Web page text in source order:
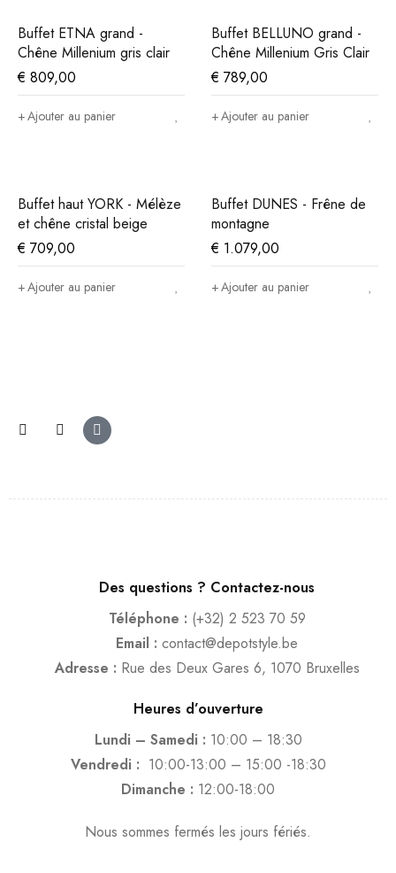
Buffet ETNA grand -
Chêne Millenium gris clair
€ 809,00
Ajouter au panier
Buffet BELLUNO grand -
Chêne Millenium Gris Clair
€ 789,00
Ajouter au panier
Buffet haut YORK - Mélèze
et chêne cristal beige
€ 709,00
Ajouter au panier
Buffet DUNES - Frêne de
montagne
€ 1.079,00
Ajouter au panier
Des questions ? Contactez-nous
Téléphone : (+32) 2 523 70 59
Email : contact@depotstyle.be
Adresse : Rue des Deux Gares 6, 1070 Bruxelles
Heures d’ouverture
Lundi – Samedi : 10:00 – 18:30
Vendredi : 10:00-13:00 – 15:00 -18:30
Dimanche : 12:00-18:00
Nous sommes fermés les jours fériés.